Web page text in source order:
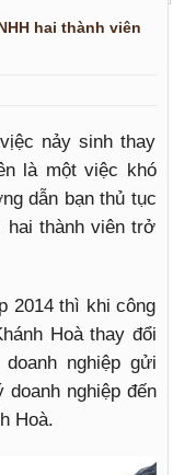
hai thành viên
nảy sinh thay
là một việc khó
dẫn bạn thủ tục
hai thành viên trở
2014 thì khi công
Hoà thay đổi
nghiệp gửi
doanh nghiệp đến
Hoà.